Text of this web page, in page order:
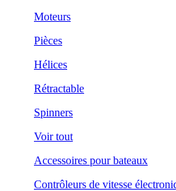
Moteurs
Pièces
Hélices
Rétractable
Spinners
Voir tout
Accessoires pour bateaux
Contrôleurs de vitesse